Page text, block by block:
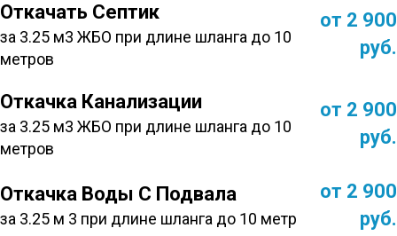
Откачать Септик
за 3.25 м3 ЖБО при длине шланга до 10
метров
от 2 900
руб.
Откачка Канализации
за 3.25 м3 ЖБО при длине шланга до 10
метров
от 2 900
руб.
Откачка Воды С Подвала
за 3.25 м 3 при длине шланга до 10 метр
от 2 900
руб.